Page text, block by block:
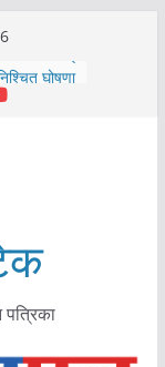
सीमामा कडाइ
घोषणा
छ :
पत्रिका